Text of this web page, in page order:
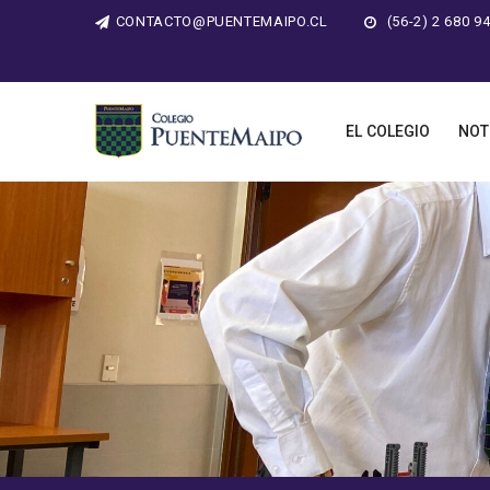
CONTACTO@PUENTEMAIPO.CL (56-2) 2 680
EL COLEGIO